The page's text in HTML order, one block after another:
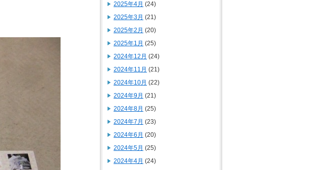
2025年4月 (24)
2025年3月 (21)
2025年2月 (20)
2025年1月 (25)
2024年12月 (24)
2024年11月 (21)
2024年10月 (22)
2024年9月 (21)
2024年8月 (25)
2024年7月 (23)
2024年6月 (20)
2024年5月 (25)
2024年4月 (24)